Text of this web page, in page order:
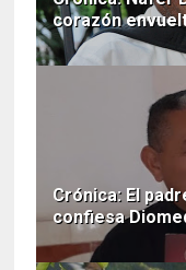
corazón
Crónica: El
confiesa